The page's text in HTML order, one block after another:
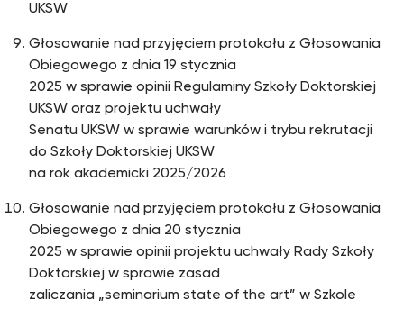
UKSW
Głosowanie nad przyjęciem protokołu z Głosowania
Obiegowego z dnia 19 stycznia
2025 w sprawie opinii Regulaminy Szkoły Doktorskiej
UKSW oraz projektu uchwały
Senatu UKSW w sprawie warunków i trybu rekrutacji
do Szkoły Doktorskiej UKSW
na rok akademicki 2025/2026
Głosowanie nad przyjęciem protokołu z Głosowania
Obiegowego z dnia 20 stycznia
2025 w sprawie opinii projektu uchwały Rady Szkoły
Doktorskiej w sprawie zasad
zaliczania „seminarium state of the art” w Szkole